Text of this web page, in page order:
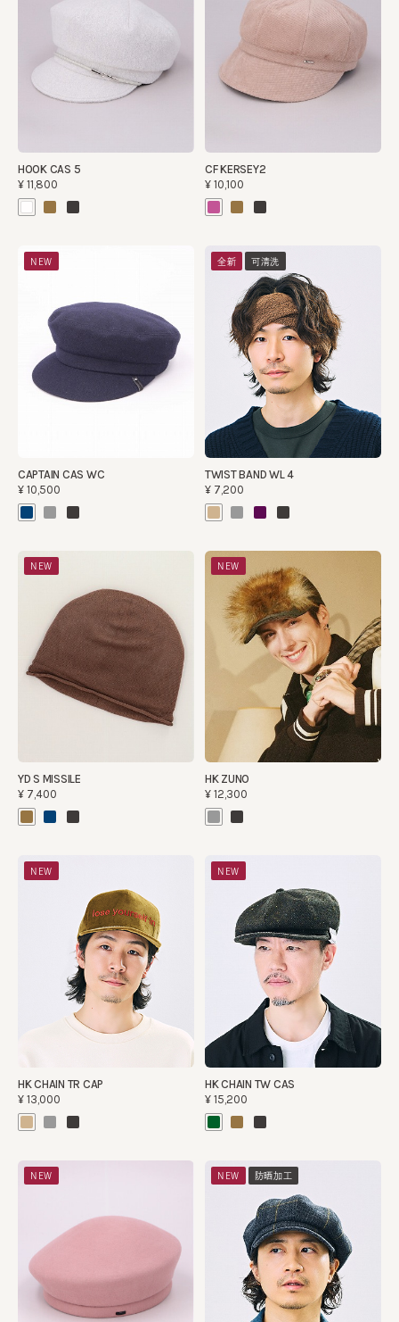
HOOK CAS 5
¥11,800
CF KERSEY2
¥10,100
NEW
CAPTAIN CAS WC
¥10,500
全新 可清洗
TWIST BAND WL 4
¥7,200
NEW
YD S MISSILE
¥7,400
NEW
HK ZUNO
¥12,300
NEW
HK CHAIN TR CAP
¥13,000
NEW
HK CHAIN TW CAS
¥15,200
NEW NEW 防晒加工